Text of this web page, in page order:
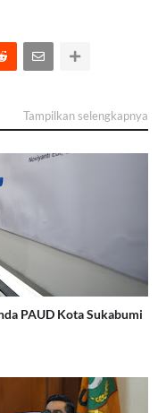
Tampilkan selengkapnya
PAUD Kota Sukabumi